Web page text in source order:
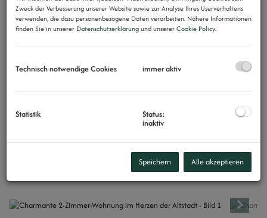
Zweck der Verbesserung unserer Website sowie zur Analyse Ihres Userverhaltens
verwenden, die dazu personenbezogene Daten verarbeiten. Nähere Informationen
finden Sie in unserer Datenschutzerklärungund unsererCookie Policy.
Technisch notwendige Cookies immer aktiv
Statistik Status:
inaktiv
Speichern Alle akzeptieren